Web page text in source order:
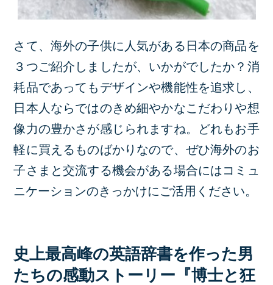
さて、海外の子供に人気がある日本の商品を
３つご紹介しましたが、いかがでしたか？消
耗品であってもデザインや機能性を追求し、
日本人ならではのきめ細やかなこだわりや想
像力の豊かさが感じられますね。どれもお手
軽に買えるものばかりなので、ぜひ海外のお
子さまと交流する機会がある場合にはコミュ
ニケーションのきっかけにご活用ください。
史上最高峰の英語辞書を作った男
たちの感動ストーリー『博士と狂